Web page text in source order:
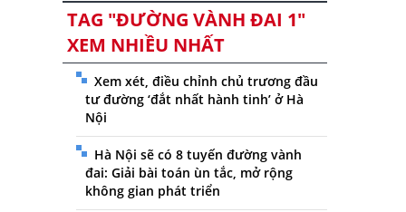
TAG "ĐƯỜNG VÀNH ĐAI 1"
XEM NHIỀU NHẤT
Xem xét, điều chỉnh chủ trương đầu
tư đường ‘đắt nhất hành tinh’ ở Hà
Nội
Hà Nội sẽ có 8 tuyến đường vành
đai: Giải bài toán ùn tắc, mở rộng
không gian phát triển